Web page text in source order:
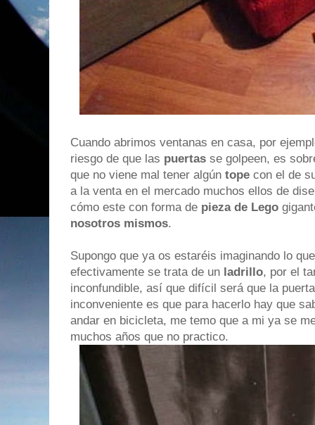
Cuando abrimos ventanas en casa, por
riesgo de que las puertas se golpeen, es
que no viene mal tener algún tope con el de
a la venta en el mercado muchos ellos de
cómo este con forma de pieza de Lego
nosotros mismos.
Supongo que ya os estaréis imaginando lo
efectivamente se trata de un ladrillo, por el
inconfundible, así que difícil será que la
inconveniente es que para hacerlo hay que
andar en bicicleta, me temo que a mi ya se
muchos años que no practico.